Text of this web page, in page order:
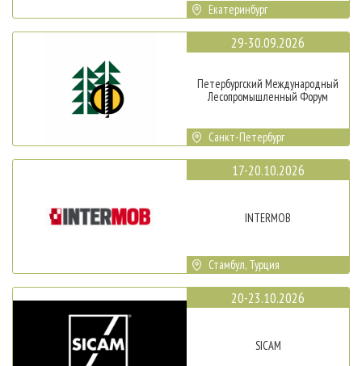
Екатеринбург
29-30.09.2026
Петербургский Международный
Лесопромышленный Форум
Санкт-Петербург
17-20.10.2026
INTERMOB
Стамбул, Турция
20-23.10.2026
SICAM